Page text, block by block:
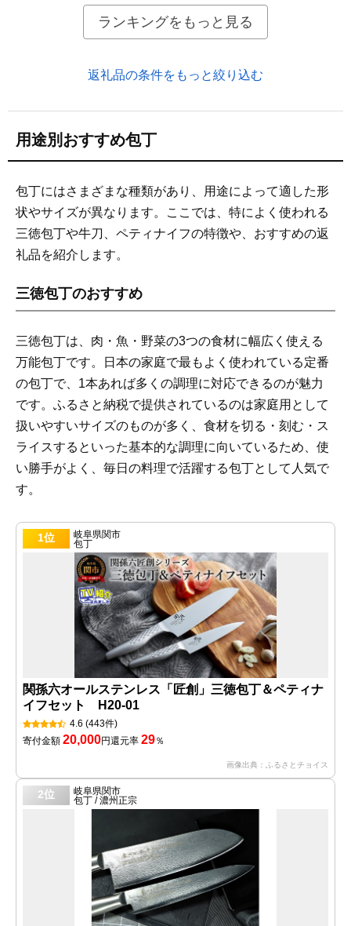
ランキングをもっと見る
返礼品の条件をもっと絞り込む
用途別おすすめ包丁
包丁にはさまざまな種類があり、用途によって適した形
状やサイズが異なります。ここでは、特によく使われる
三徳包丁や牛刀、ペティナイフの特徴や、おすすめの返
礼品を紹介します。
三徳包丁のおすすめ
三徳包丁は、肉・魚・野菜の3つの食材に幅広く使える
万能包丁です。日本の家庭で最もよく使われている定番
の包丁で、1本あれば多くの調理に対応できるのが魅力
です。ふるさと納税で提供されているのは家庭用として
扱いやすいサイズのものが多く、食材を切る・刻む・ス
ライスするといった基本的な調理に向いているため、使
い勝手がよく、毎日の料理で活躍する包丁として人気で
す。
1位
岐阜県関市
包丁
関孫六オールステンレス「匠創」三徳包丁＆ペティナ
イフセット H20-01
4.6 (443件)
寄付金額 20,000円還元率 29％
画像出典：ふるさとチョイス
2位
岐阜県関市
包丁 / 濃州正宗